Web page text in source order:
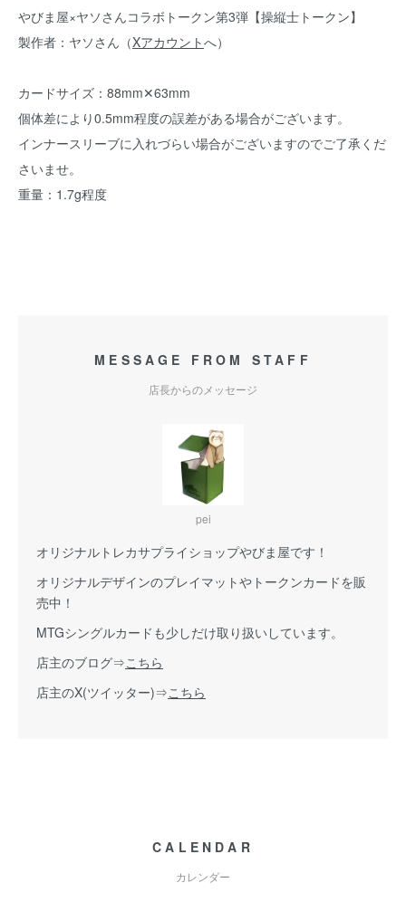
やびま屋×ヤソさんコラボトークン第3弾【操縦士トークン】
製作者：ヤソさん（Xアカウントへ）
カードサイズ：88mm✕63mm
個体差により0.5mm程度の誤差がある場合がございます。
インナースリーブに入れづらい場合がございますのでご了承くだ
さいませ。
重量：1.7g程度
MESSAGE FROM STAFF
店長からのメッセージ
pei
オリジナルトレカサプライショップやびま屋です！
オリジナルデザインのプレイマットやトークンカードを販
売中！
MTGシングルカードも少しだけ取り扱いしています。
店主のブログ⇒こちら
店主のX(ツイッター)⇒こちら
CALENDAR
カレンダー